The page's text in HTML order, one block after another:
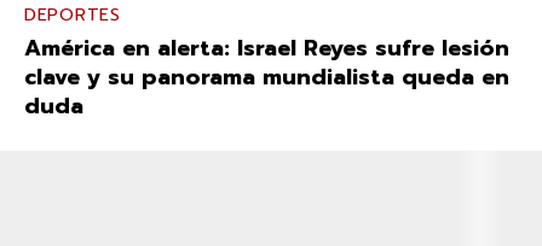
DEPORTES
América en alerta: Israel Reyes sufre lesión
clave y su panorama mundialista queda en
duda